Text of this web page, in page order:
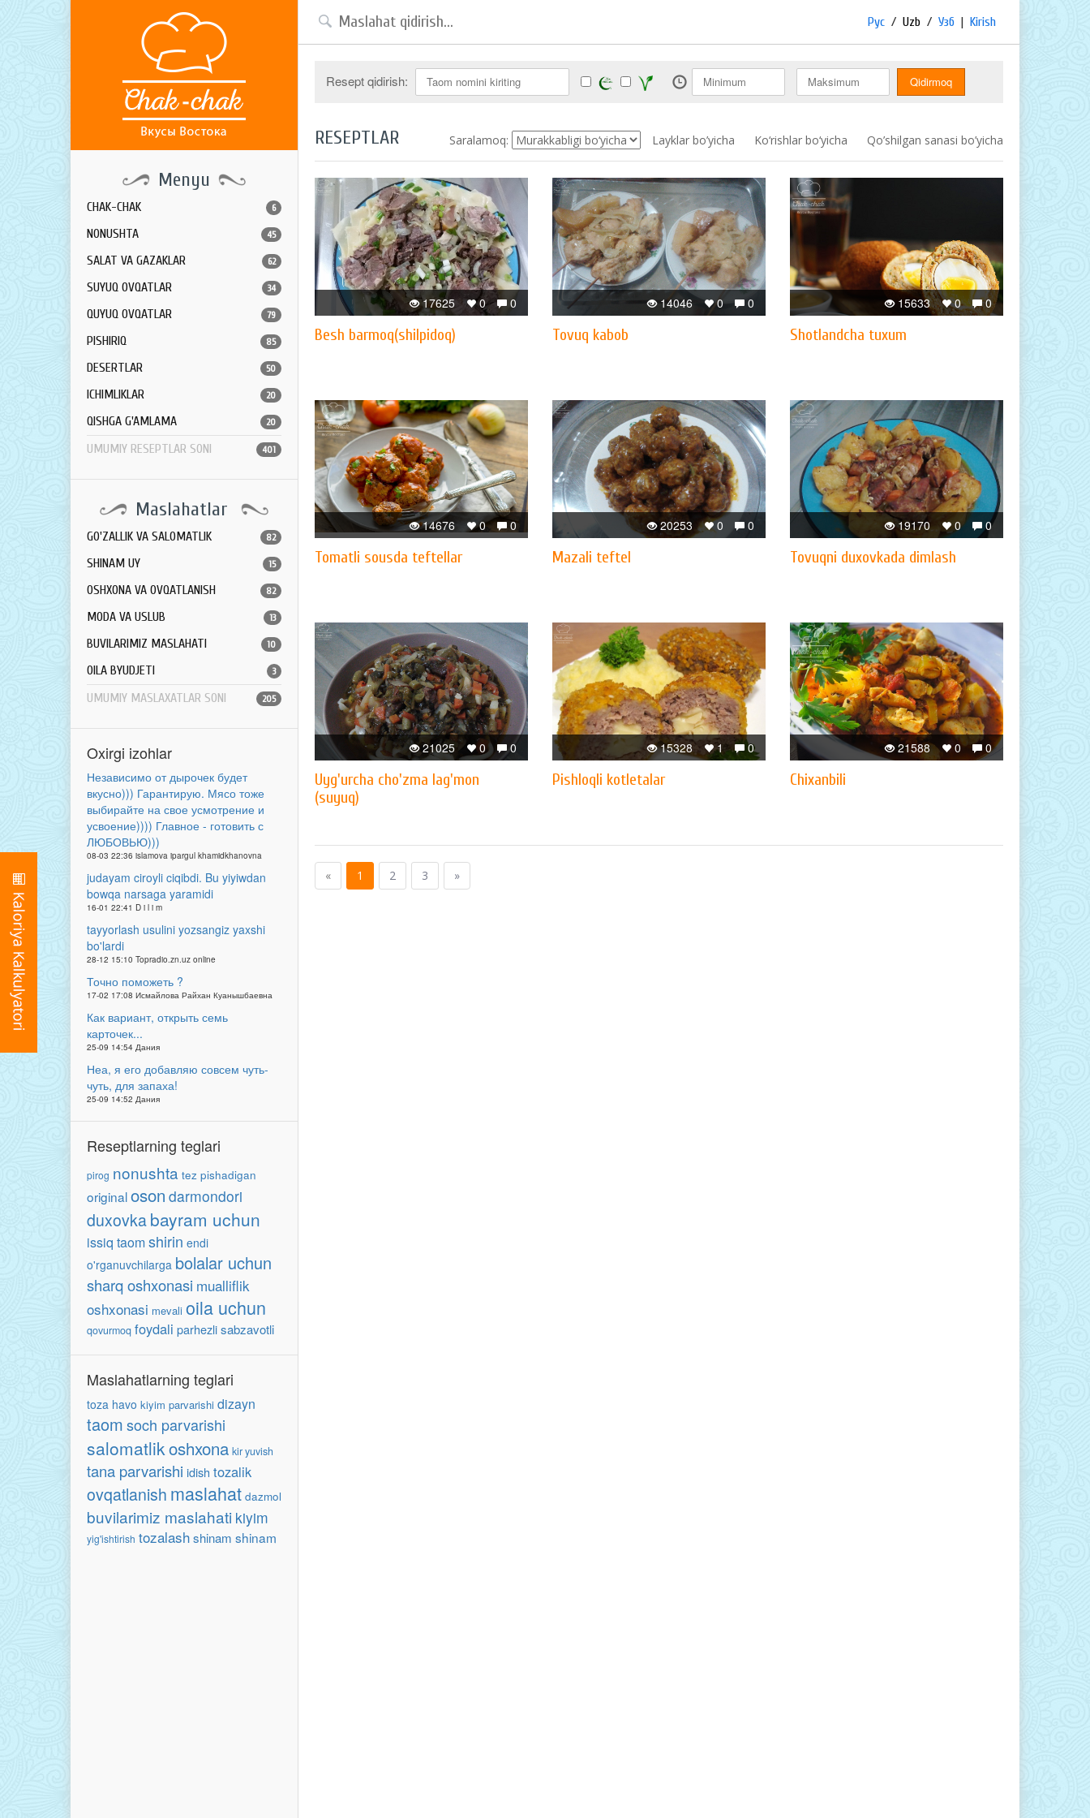
Menyu
CHAK-CHAK 6
NONUSHTA 45
SALAT VA GAZAKLAR 62
SUYUQ OVQATLAR 34
QUYUQ OVQATLAR 79
PISHIRIQ 85
DESERTLAR 50
ICHIMLIKLAR 20
QISHGA G'AMLAMA 20
UMUMIY RESEPTLAR SONI 401
Maslahatlar
GO'ZALLIK VA SALOMATLIK 82
SHINAM UY 15
OSHXONA VA OVQATLANISH 82
MODA VA USLUB 13
BUVILARIMIZ MASLAHATI 10
OILA BYUDJETI 3
UMUMIY MASLAXATLAR SONI 205
Oxirgi izohlar
Независимо от дырочек будет
вкусно))) Гарантирую. Мясо тоже
выбирайте на свое усмотрение и
усвоение)))) Главное - готовить с
ЛЮБОВЬЮ)))
08-03 22:36 islamova ipargul khamidkhanovna
judayam ciroyli ciqibdi. Bu yiyiwdan
bowqa narsaga yaramidi
16-01 22:41 D i l i m
tayyorlash usulini yozsangiz yaxshi
bo'lardi
28-12 15:10 Topradio.zn.uz online
Точно поможеть ?
17-02 17:08 Исмайлова Райхан Куанышбаевна
Как вариант, открыть семь
карточек...
25-09 14:54 Дания
Неа, я его добавляю совсем чуть-
чуть, для запаха!
25-09 14:52 Дания
Reseptlarning teglari
pirog nonushta tez pishadigan
originaloson darmondori
duxovkabayram uchun
issiq taomshirin endi
o'rganuvchilarga bolalar uchun
sharq oshxonasi mualliflik
oshxonasi mevali oila uchun
qovurmoq foydali parhezlisabzavotli
Maslahatlarning teglari
toza havo kiyim parvarishi dizayn
taomsoch parvarishi
salomatlikoshxona kir yuvish
tana parvarishi idish tozalik
ovqatlanish maslahat dazmol
buvilarimiz maslahati kiyim
yig'ishtirish tozalashshinam shinam
Рус / Uzb / Узб | Kirish
Resept qidirish:
RESEPTLAR Saralamoq: Layklar bo’yicha Ko‘rishlar bo‘yicha Qo’shilgan sanasi bo’yicha
0
0
17625
Besh barmoq(shilpidoq)
0
0
14046
Tovuq kabob
0
0
15633
Shotlandcha tuxum
0
0
14676
Tomatli sousda teftellar
0
0
20253
Mazali teftel
0
0
19170
Tovuqni duxovkada dimlash
0
0
21025
Uyg'urcha cho'zma lag'mon
(suyuq)
0
1
15328
Pishloqli kotletalar
0
0
21588
Chixanbili
« 1 2 3 »